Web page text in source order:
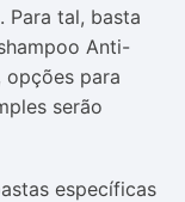
tal, basta
Anti-
opções para
serão
específicas